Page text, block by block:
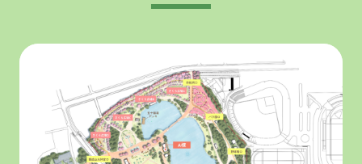
2025/10/20 リリース
「休憩室～Rest House」オープンのお知
らせ